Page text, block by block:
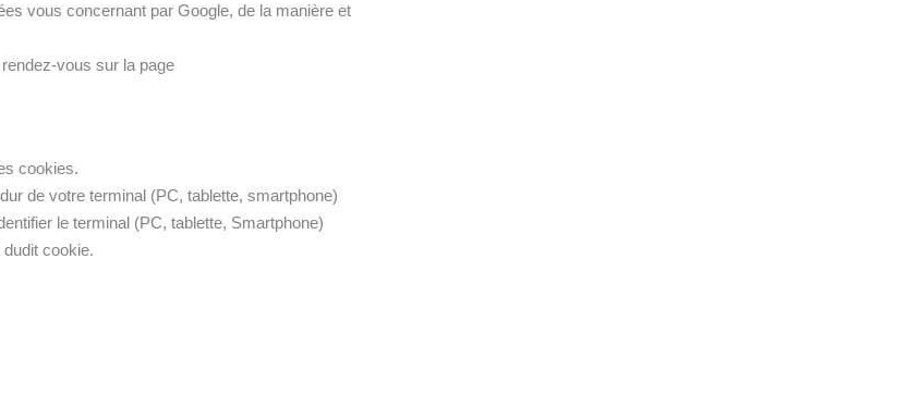
vous concernant par Google, de la manière et
vous sur la page
cookies.
de votre terminal (PC, tablette, smartphone)
le terminal (PC, tablette, Smartphone)
cookie.